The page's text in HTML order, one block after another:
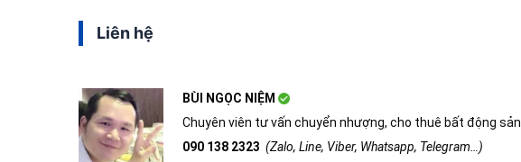
Liên hệ
BÙI NGỌC NIỆM
Chuyên viên tư vấn chuyển nhượng, cho thuê bất động sản
090 138 2323 (Zalo, Line, Viber, Whatsapp, Telegram…)